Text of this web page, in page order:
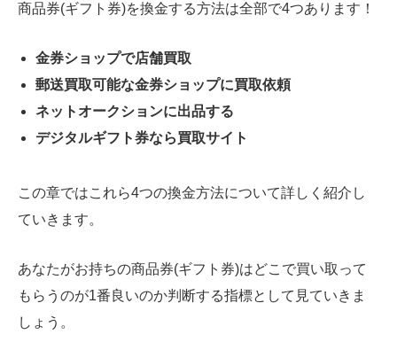
商品券(ギフト券)を換金する方法は全部で4つあります！
金券ショップで店舗買取
郵送買取可能な金券ショップに買取依頼
ネットオークションに出品する
デジタルギフト券なら買取サイト
この章ではこれら4つの換金方法について詳しく紹介し
ていきます。
あなたがお持ちの商品券(ギフト券)はどこで買い取って
もらうのが1番良いのか判断する指標として見ていきま
しょう。